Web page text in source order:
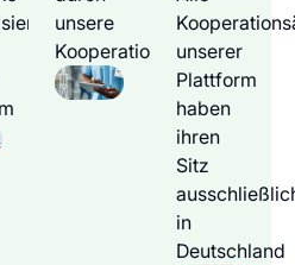
unsere
Kooperationsärzte
unserer
Plattform
haben
ihren
Sitz
in
Deutschland